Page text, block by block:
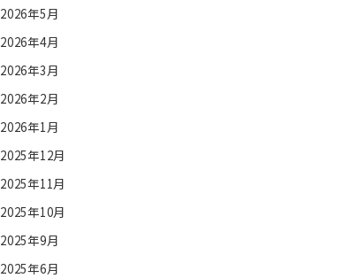
2026年5月
2026年4月
2026年3月
2026年2月
2026年1月
2025年12月
2025年11月
2025年10月
2025年9月
2025年6月